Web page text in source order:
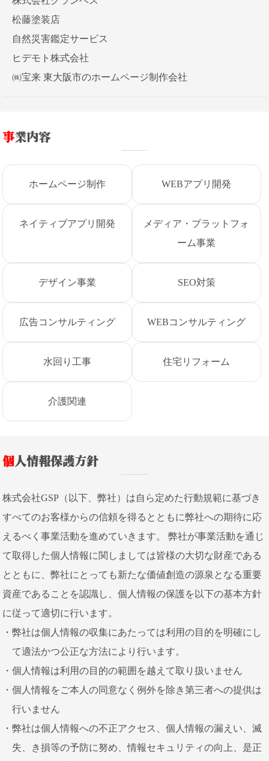
松藤塗装店
自然災害鑑定サービス
ヒデモト株式会社
㈱宝来 東大阪市のホームページ制作会社
事業内容
ホームページ制作 WEBアプリ開発
ネイティブアプリ開発
メディア・プラットフォ
ーム事業
デザイン事業 SEO対策
広告コンサルティング WEBコンサルティング
水回り工事 住宅リフォーム
介護関連
個人情報保護方針
株式会社GSP（以下、弊社）は自ら定めた行動規範に基づき
すべてのお客様からの信頼を得るとともに弊社への期待に応
えるべく事業活動を進めていきます。 弊社が事業活動を通じ
て取得した個人情報に関しましては皆様の大切な財産である
とともに、弊社にとっても新たな価値創造の源泉となる重要
資産であることを認識し、個人情報の保護を以下の基本方針
に従って適切に行います。
弊社は個人情報の収集にあたっては利用の目的を明確にし
て適法かつ公正な方法により行います。
個人情報は利用の目的の範囲を越えて取り扱いません
個人情報をご本人の同意なく例外を除き第三者への提供は
行いません
弊社は個人情報への不正アクセス、個人情報の漏えい、滅
失、き損等の予防に努め、情報セキュリティの向上、是正